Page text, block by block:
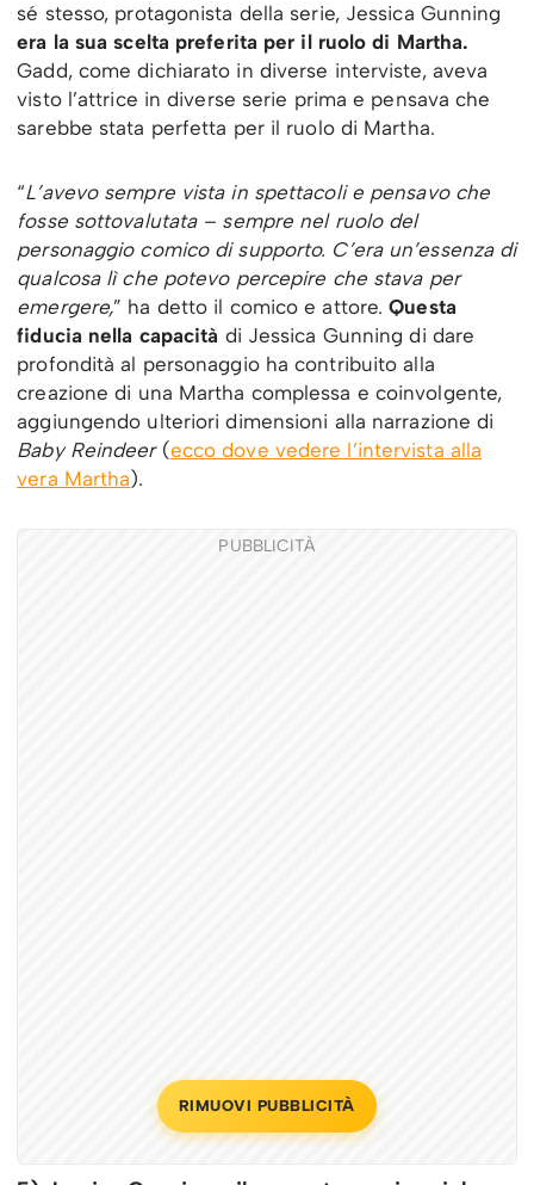
sé stesso, protagonista della serie, Jessica Gunning
era la sua scelta preferita per il ruolo di Martha.
Gadd, come dichiarato in diverse interviste, aveva
visto l’attrice in diverse serie prima e pensava che
sarebbe stata perfetta per il ruolo di Martha.
“L’avevo sempre vista in spettacoli e pensavo che
fosse sottovalutata – sempre nel ruolo del
personaggio comico di supporto. C’era un’essenza di
qualcosa lì che potevo percepire che stava per
emergere,” ha detto il comico e attore.Questa
fiducia nella capacità di Jessica Gunning di dare
profondità al personaggio ha contribuito alla
creazione di una Martha complessa e coinvolgente,
aggiungendo ulteriori dimensioni alla narrazione di
Baby Reindeer(ecco dove vedere l’intervista alla
vera Martha).
PUBBLICITÀ
RIMUOVI PUBBLICITÀ